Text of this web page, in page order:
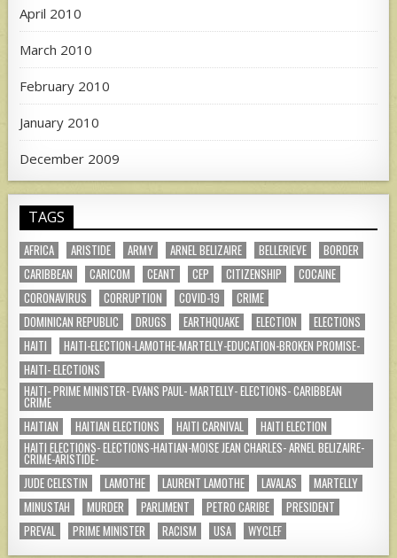
April 2010
March 2010
February 2010
January 2010
December 2009
TAGS
AFRICA ARISTIDE ARMY ARNEL BELIZAIRE BELLERIEVE
BORDER
CARIBBEAN
CARICOM CEANT CEP CITIZENSHIP
COCAINE
CORONAVIRUS
CORRUPTION COVID-19
CRIME
DOMINICAN REPUBLIC
DRUGS EARTHQUAKE ELECTION
ELECTIONS
HAITI
HAITI-ELECTION-LAMOTHE-MARTELLY-EDUCATION-BROKEN PROMISE-
HAITI- ELECTIONS
HAITI- PRIME MINISTER- EVANS PAUL- MARTELLY- ELECTIONS- CARIBBEAN
CRIME
HAITIAN
HAITIAN ELECTIONS HAITI CARNIVAL
HAITI ELECTION
HAITI ELECTIONS- ELECTIONS-HAITIAN-MOISE JEAN CHARLES- ARNEL BELIZAIRE-
CRIME-ARISTIDE-
JUDE CELESTIN
LAMOTHE LAURENT LAMOTHE LAVALAS
MARTELLY
MINUSTAH
MURDER PARLIMENT PETRO CARIBE
PRESIDENT
PREVAL
PRIME MINISTER RACISM USA WYCLEF